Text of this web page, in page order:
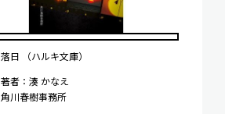
落日 （ハルキ文庫）
著者：湊 かなえ
角川春樹事務所